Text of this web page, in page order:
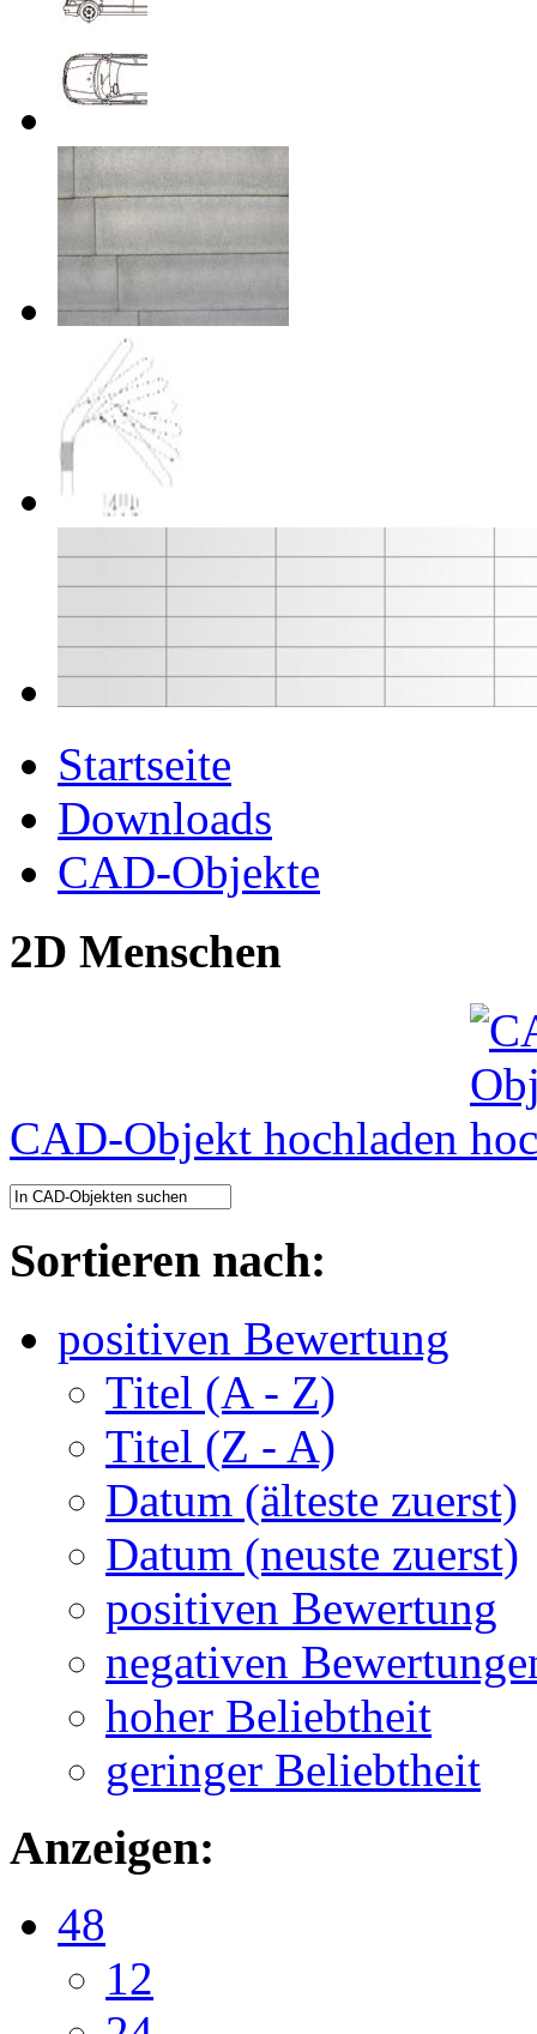
Startseite
Downloads
CAD-Objekte
2D Menschen
CAD-Objekt hochladen
Sortieren nach:
positiven Bewertung
Titel (A - Z)
Titel (Z - A)
Datum (älteste zuerst)
Datum (neuste zuerst)
positiven Bewertung
negativen
hoher Beliebtheit
geringer Beliebtheit
Anzeigen:
48
12